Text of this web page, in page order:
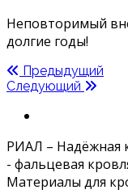
Неповторимый
долгие годы!
Предыдущий
Следующий
РИАЛ – Надёжная
- фальцевая
Материалы для